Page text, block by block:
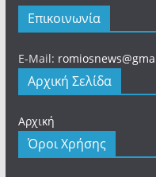
Επικοινωνία
E-Mail:
Αρχική Σελίδα
Αρχική
Όροι Χρήσης